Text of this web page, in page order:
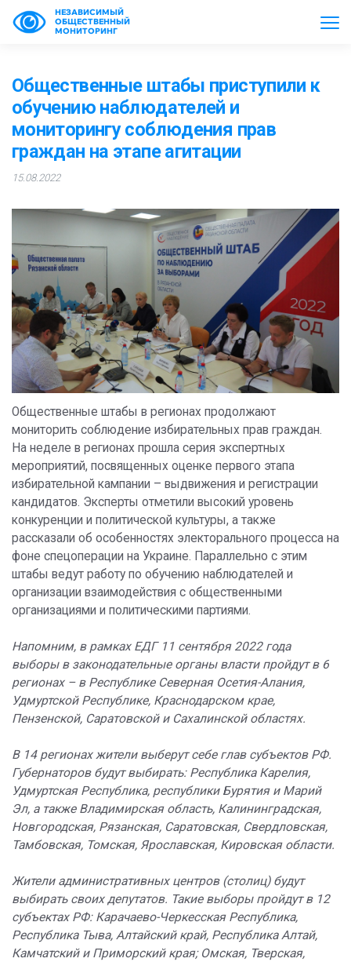
НЕЗАВИСИМЫЙ
ОБЩЕСТВЕННЫЙ
МОНИТОРИНГ
Общественные штабы приступили к
обучению наблюдателей и
мониторингу соблюдения прав
граждан на этапе агитации
15.08.2022
Общественные штабы в регионах продолжают
мониторить соблюдение избирательных прав граждан.
На неделе в регионах прошла серия экспертных
мероприятий, посвященных оценке первого этапа
избирательной кампании – выдвижения и регистрации
кандидатов. Эксперты отметили высокий уровень
конкуренции и политической культуры, а также
рассказали об особенностях электорального процесса на
фоне спецоперации на Украине. Параллельно с этим
штабы ведут работу по обучению наблюдателей и
организации взаимодействия с общественными
организациями и политическими партиями.
Напомним, в рамках ЕДГ 11 сентября 2022 года
выборы в законодательные органы власти пройдут в 6
регионах – в Республике Северная Осетия-Алания,
Удмуртской Республике, Краснодарском крае,
Пензенской, Саратовской и Сахалинской областях.
В 14 регионах жители выберут себе глав субъектов РФ.
Губернаторов будут выбирать: Республика Карелия,
Удмуртская Республика, республики Бурятия и Марий
Эл, а также Владимирская область, Калининградская,
Новгородская, Рязанская, Саратовская, Свердловская,
Тамбовская, Томская, Ярославская, Кировская области.
Жители административных центров (столиц) будут
выбирать своих депутатов. Такие выборы пройдут в 12
субъектах РФ: Карачаево-Черкесская Республика,
Республика Тыва, Алтайский край, Республика Алтай,
Камчатский и Приморский края; Омская, Тверская,